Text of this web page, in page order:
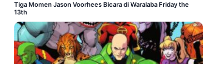
Tiga Momen Jason Voorhees Bicara di Waralaba Friday the
13th